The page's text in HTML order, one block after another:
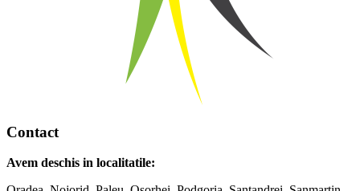
Contact
Avem deschis in localitatile: